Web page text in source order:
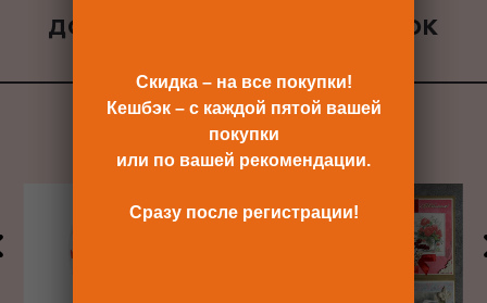
ДОБАВИТЬ К ЗАКАЗУ ПОДАРОК
Скидка – на все покупки!
Кешбэк – с каждой пятой вашей
покупки
или по вашей рекомендации.
Сразу после регистрации!